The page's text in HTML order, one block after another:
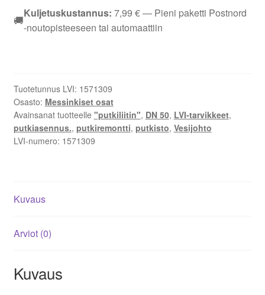
DN
50
🚚Kuljetuskustannus: 7,99 €— Pieni paketti Postnord
-noutopisteeseen tai automaattiin
Tuotetunnus LVI: 1571309
Osasto: Messinkiset osat
Avainsanat tuotteelle "putkiliitin", DN 50, LVI-tarvikkeet,
putkiasennus., putkiremontti, putkisto, Vesijohto
LVI-numero: 1571309
Kuvaus
Arviot (0)
Kuvaus